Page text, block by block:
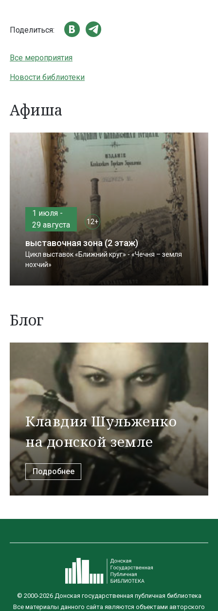
Поделиться:
Все мероприятия
Новости библиотеки
Афиша
1 июля -
29 августа
12+
выставочная зона (2 этаж)
Цикл выставок «Ближний круг» - «Чечня – земля
нохчий»
Блог
Клавдия Шульженко
на донской земле
Подробнее
© 2000-2026 Донская государственная публичная библиотека
Все материалы данного сайта являются объектами авторского